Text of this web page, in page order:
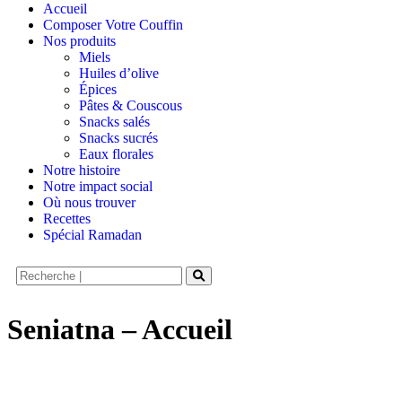
Accueil
Composer Votre Couffin
Nos produits
Miels
Huiles d’olive
Épices
Pâtes & Couscous
Snacks salés
Snacks sucrés
Eaux florales
Notre histoire
Notre impact social
Où nous trouver
Recettes
Spécial Ramadan
Seniatna – Accueil